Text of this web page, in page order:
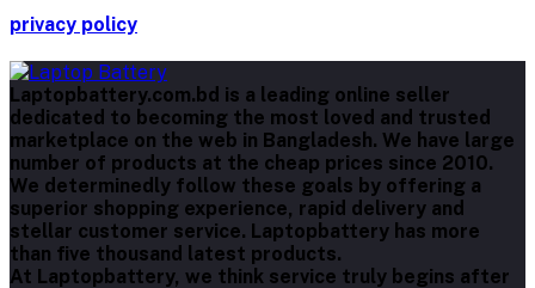
privacy policy
Laptopbattery.com.bd is a leading online seller
dedicated to becoming the most loved and trusted
marketplace on the web in Bangladesh. We have large
number of products at the cheap prices since 2010.
We determinedly follow these goals by offering a
superior shopping experience, rapid delivery and
stellar customer service. Laptopbattery has more
than five thousand latest products.
At Laptopbattery, we think service truly begins after